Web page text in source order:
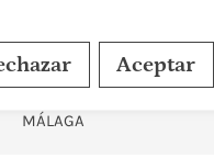
Aceptar
CENTROS
MADRID
MÁLAGA